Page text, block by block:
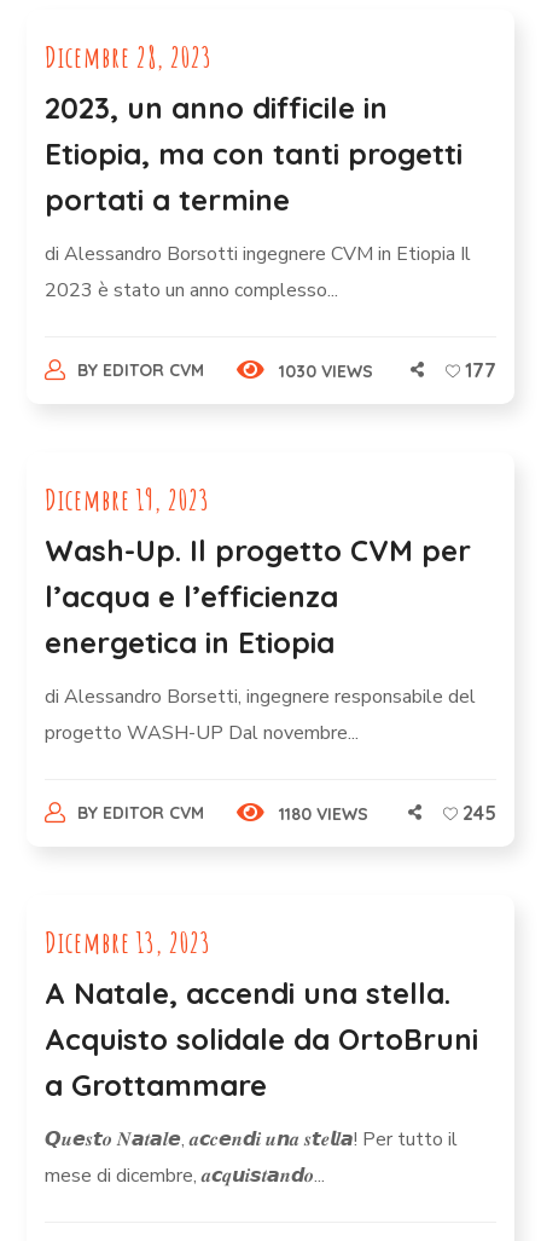
Dicembre 28, 2023
2023, un anno difficile in
Etiopia, ma con tanti progetti
portati a termine
di Alessandro Borsotti ingegnere CVM in Etiopia Il
2023 è stato un anno complesso...
BY EDITOR CVM 1030 VIEWS 177
Dicembre 19, 2023
Wash-Up. Il progetto CVM per
l’acqua e l’efficienza
energetica in Etiopia
di Alessandro Borsetti, ingegnere responsabile del
progetto WASH-UP Dal novembre...
BY EDITOR CVM 1180 VIEWS 245
Dicembre 13, 2023
A Natale, accendi una stella.
Acquisto solidale da OrtoBruni
a Grottammare
𝙌𝒖𝙚𝒔𝙩𝒐 𝑵𝙖𝒕𝙖𝒍𝙚, 𝒂𝙘𝒄𝙚𝒏𝙙𝒊 𝒖𝙣𝒂 𝒔𝙩𝒆𝙡𝒍𝙖! Per tutto il
mese di dicembre, 𝒂𝙘𝒒𝙪𝒊𝙨𝒕𝙖𝒏𝙙𝒐...